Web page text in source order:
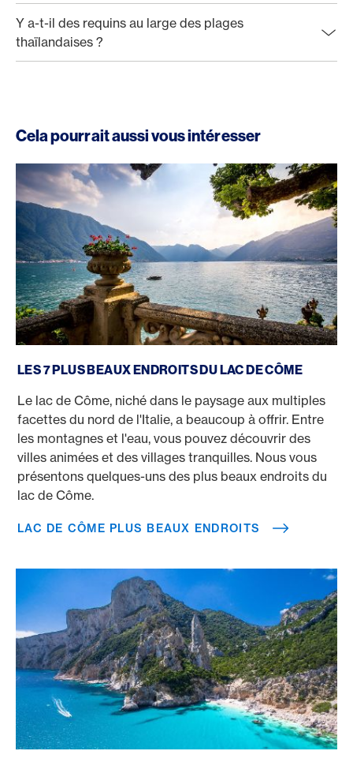
Y a-t-il des requins au large des plages
thaïlandaises ?
Cela pourrait aussi vous intéresser
LES 7 PLUS BEAUX ENDROITS DU LAC DE CÔME
Le lac de Côme, niché dans le paysage aux multiples
facettes du nord de l'Italie, a beaucoup à offrir. Entre
les montagnes et l'eau, vous pouvez découvrir des
villes animées et des villages tranquilles. Nous vous
présentons quelques-uns des plus beaux endroits du
lac de Côme.
LAC DE CÔME PLUS BEAUX ENDROITS